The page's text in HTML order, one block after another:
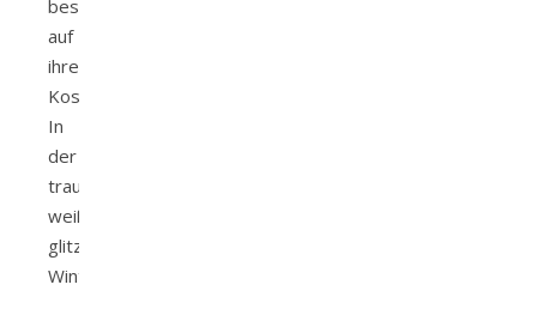
besonders
auf
ihre
Kosten.
In
der
traumhaften
weiß-
glitzerden
Winterlandschaft…